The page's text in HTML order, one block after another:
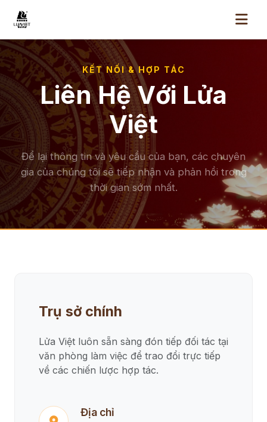
KẾT NỐI & HỢP TÁC
Liên Hệ Với Lửa
Việt
Để lại thông tin và yêu cầu của bạn, các chuyên
gia của chúng tôi sẽ tiếp nhận và phản hồi trong
thời gian sớm nhất.
Trụ sở chính
Lửa Việt luôn sẵn sàng đón tiếp đối tác tại
văn phòng làm việc để trao đổi trực tiếp
về các chiến lược hợp tác.
Địa chỉ